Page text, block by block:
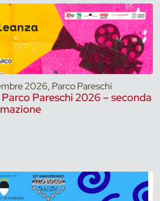
2026, Parco Pareschi
Pareschi 2026 – seconda